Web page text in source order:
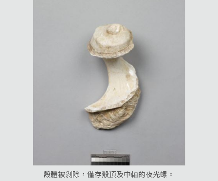
殼體被剝除，僅存殼頂及中軸的夜光螺。